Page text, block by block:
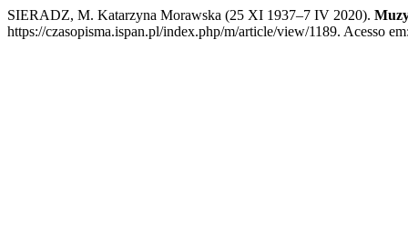
SIERADZ, M. Katarzyna Morawska (25 XI 1937–7 IV 2020).
https://czasopisma.ispan.pl/index.php/m/article/view/1189. Acesso